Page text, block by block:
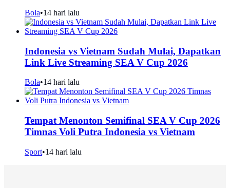
Bola•14 hari lalu
Indonesia vs Vietnam Sudah Mulai, Dapatkan
Link Live Streaming SEA V Cup 2026
Bola•14 hari lalu
Tempat Menonton Semifinal SEA V Cup 2026
Timnas Voli Putra Indonesia vs Vietnam
Sport•14 hari lalu